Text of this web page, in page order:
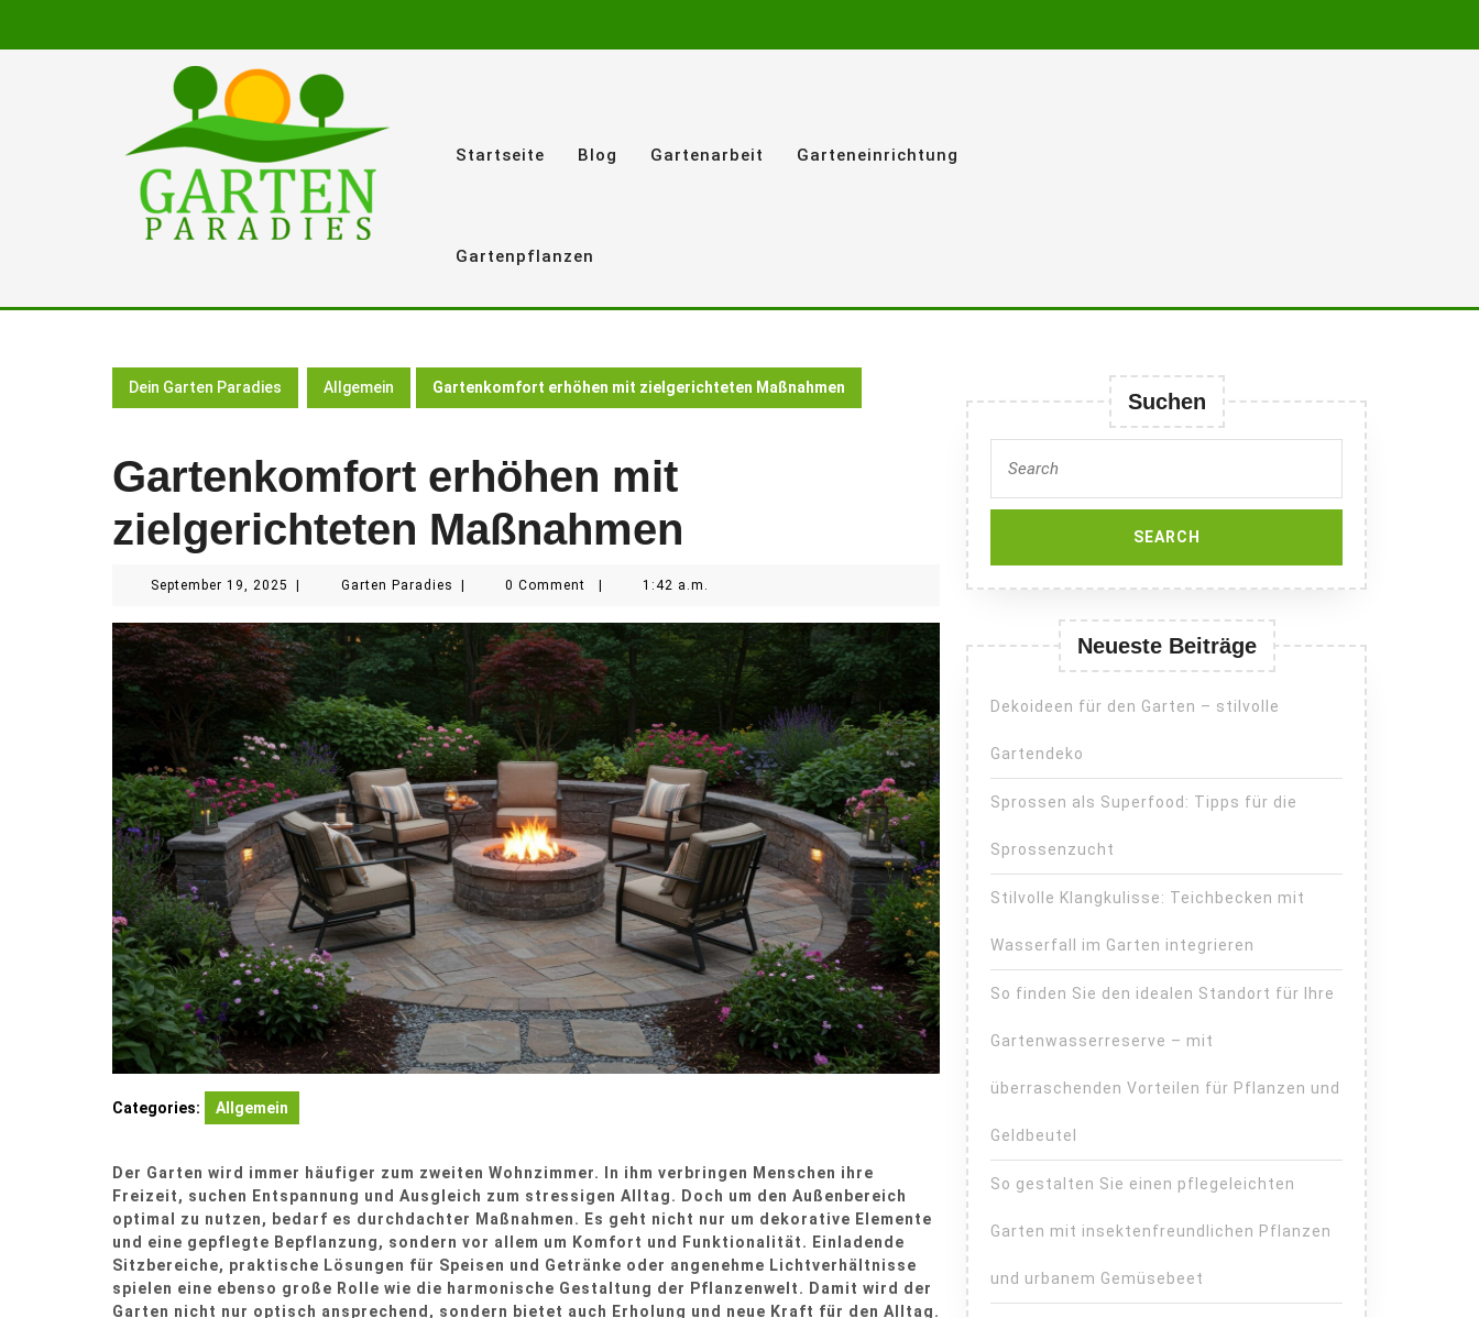
Startseite Blog Gartenarbeit Garteneinrichtung
Gartenpflanzen
Dein Garten Paradies Allgemein Gartenkomfort erhöhen mit zielgerichteten Maßnahmen
Gartenkomfort erhöhen mit
zielgerichteten Maßnahmen
September 19, 2025 September
2025
Garten Paradies Garten
0 Comment 1:42 a.m.
Categories: Allgemein
Der Garten wird immer häufiger zum zweiten Wohnzimmer. In ihm verbringen Menschen ihre
Freizeit, suchen Entspannung und Ausgleich zum stressigen Alltag. Doch um den Außenbereich
optimal zu nutzen, bedarf es durchdachter Maßnahmen. Es geht nicht nur um dekorative Elemente
und eine gepflegte Bepflanzung, sondern vor allem um Komfort und Funktionalität. Einladende
Sitzbereiche, praktische Lösungen für Speisen und Getränke oder angenehme Lichtverhältnisse
spielen eine ebenso große Rolle wie die harmonische Gestaltung der Pflanzenwelt. Damit wird der
Garten nicht nur optisch ansprechend, sondern bietet auch Erholung und neue Kraft für den Alltag.
Suchen
for:
Neueste Beiträge
Dekoideen für den Garten – stilvolle
Gartendeko
Sprossen als Superfood: Tipps für die
Sprossenzucht
Stilvolle Klangkulisse: Teichbecken mit
Wasserfall im Garten integrieren
So finden Sie den idealen Standort für Ihre
Gartenwasserreserve – mit
überraschenden Vorteilen für Pflanzen und
Geldbeutel
So gestalten Sie einen pflegeleichten
Garten mit insektenfreundlichen Pflanzen
und urbanem Gemüsebeet